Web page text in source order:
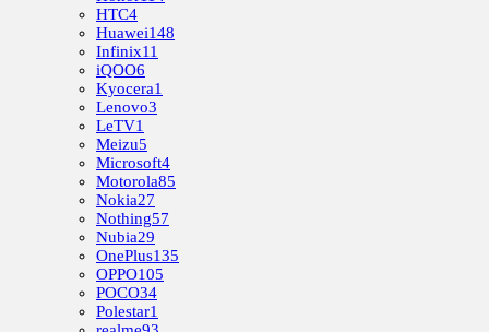
HTC4
Huawei148
Infinix11
iQOO6
Kyocera1
Lenovo3
LeTV1
Meizu5
Microsoft4
Motorola85
Nokia27
Nothing57
Nubia29
OnePlus135
OPPO105
POCO34
Polestar1